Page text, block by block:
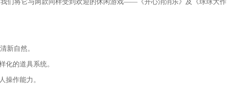
们将它与两款同样受到欢迎的休闲游戏——《开心消消乐》及《球球大作
新自然。
化的道具系统。
操作能力。